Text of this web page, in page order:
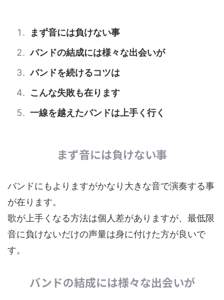
まず音には負けない事
バンドの結成には様々な出会いが
バンドを続けるコツは
こんな失敗も在ります
一線を越えたバンドは上手く行く
まず音には負けない事
バンドにもよりますがかなり大きな音で演奏する事
が在ります。
歌が上手くなる方法は個人差がありますが、最低限
音に負けないだけの声量は身に付けた方が良いで
す。
バンドの結成には様々な出会いが